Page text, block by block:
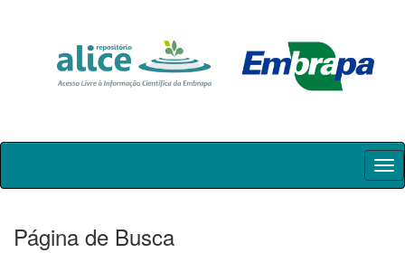
Skip
Página de Busca